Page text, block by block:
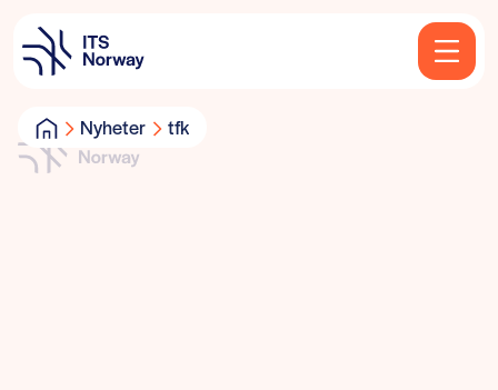
Nyheter tfk